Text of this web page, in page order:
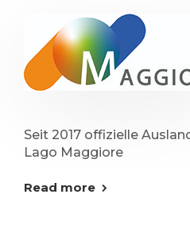
Seit 2017 offizielle
Lago Maggiore
Read more